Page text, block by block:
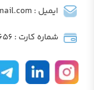
ایمیل : tahlildadehins@gmail.com
شماره کارت : 6104338929232656